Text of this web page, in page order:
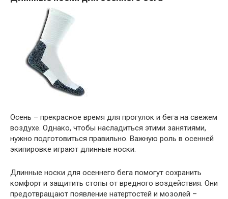
Осень – прекрасное время для прогулок и бега на свежем
воздухе. Однако, чтобы насладиться этими занятиями,
нужно подготовиться правильно. Важную роль в осенней
экипировке играют длинные носки.
Длинные носки для осеннего бега помогут сохранить
комфорт и защитить стопы от вредного воздействия. Они
предотвращают появление натертостей и мозолей –